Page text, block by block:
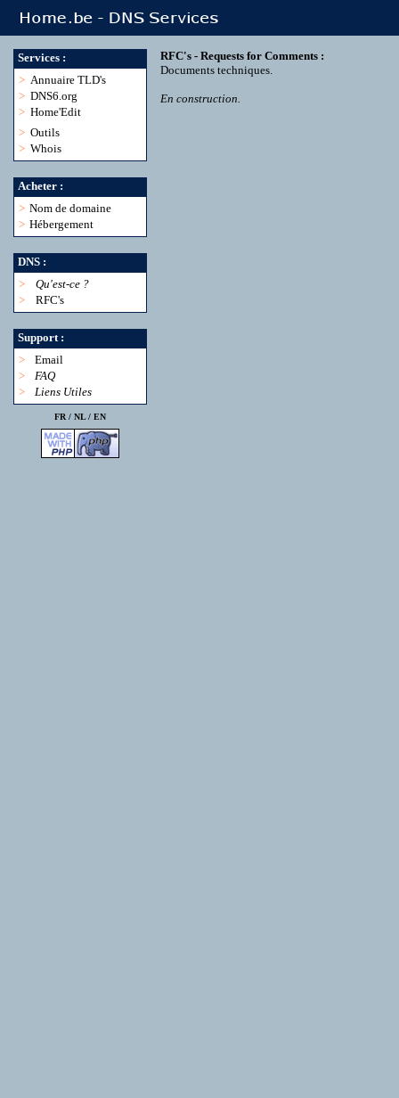
Services :
> Annuaire TLD's
> DNS6.org
> Home'Edit
> Outils
> Whois
Acheter :
> Nom de domaine
> Hébergement
DNS :
>
Qu'est-ce ?
>
RFC's
Support :
>
Email
>
FAQ
>
Liens Utiles
FR / NL/ EN
RFC's - Requests for Comments :
Documents techniques.
En construction.